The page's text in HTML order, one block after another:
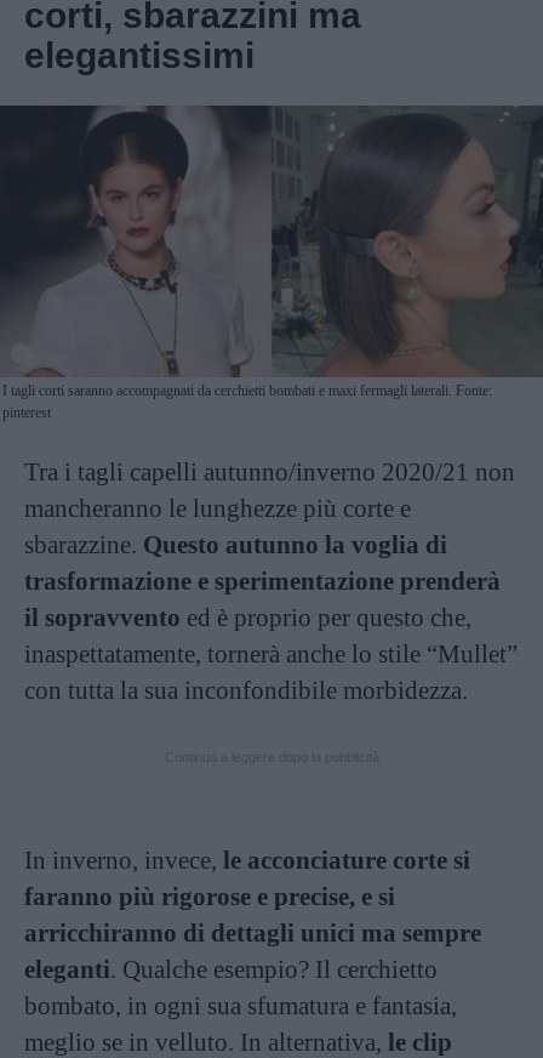
corti, sbarazzini ma
elegantissimi
I tagli corti saranno accompagnati da cerchietti bombati e maxi fermagli laterali. Fonte:
pinterest
Tra i tagli capelli autunno/inverno 2020/21 non
mancheranno le lunghezze più corte e
sbarazzine. Questo autunno la voglia di
trasformazione e sperimentazione prenderà
il sopravvento ed è proprio per questo che,
inaspettatamente, tornerà anche lo stile “Mullet”
con tutta la sua inconfondibile morbidezza.
In inverno, invece, le acconciature corte si
faranno più rigorose e precise, e si
arricchiranno di dettagli unici ma sempre
eleganti. Qualche esempio? Il cerchietto
bombato, in ogni sua sfumatura e fantasia,
meglio se in velluto. In alternativa, le clip